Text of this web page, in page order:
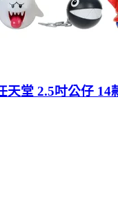
天堂 2.5吋公仔 14